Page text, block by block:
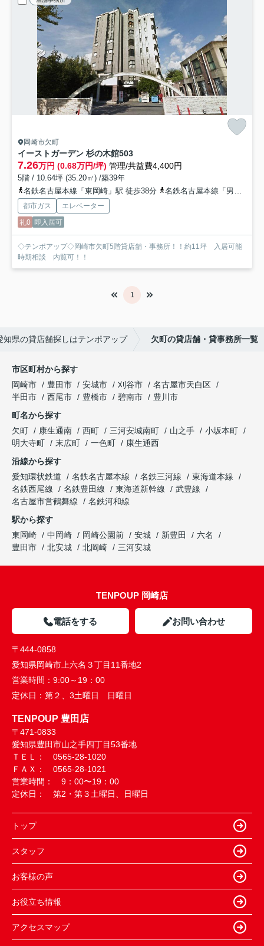
岡崎市欠町
イーストガーデン 杉の木館503
7.26万円 (0.68万円/坪) 管理/共益費4,400円
5階 / 10.64坪 (35.20㎡) /築39年
名鉄名古屋本線「東岡崎」駅 徒歩38分
名鉄名古屋本線「男川」駅 徒歩35分
都市ガス
エレベーター
礼0 即入居可
◇テンポアップ◇岡崎市欠町5階貸店舗・事務所！！約11坪 入居可能
時期相談 内覧可！！
1
県の貸店舗探しはテンポアップ 欠町の貸店舗・貸事務所一覧
市区町村から探す
岡崎市
豊田市 安城市 刈谷市
名古屋市天白区
半田市
西尾市 豊橋市 碧南市
豊川市
町名から探す
欠町
康生通南 西町 三河安城南町 山之手
小坂本町
明大寺町
末広町 一色町
康生通西
沿線から探す
愛知環状鉄道
名鉄名古屋本線 名鉄三河線
東海道本線
名鉄西尾線
名鉄豊田線 東海道新幹線
武豊線
名古屋市営鶴舞線
名鉄河和線
駅から探す
東岡崎
中岡崎 岡崎公園前 安城 新豊田
六名
豊田市
北安城 北岡崎 三河安城
TENPOUP 岡崎店
電話をする お問い合わせ
〒444-0858
愛知県岡崎市上六名３丁目11番地2
営業時間： 9:00～19：00
定休日： 第２、3土曜日 日曜日
TENPOUP 豊田店
〒471-0833
愛知県豊田市山之手四丁目53番地
ＴＥＬ： 0565-28-1020
ＦＡＸ： 0565-28-1021
営業時間： 9：00〜19：00
定休日： 第2・第３土曜日、日曜日
トップ
スタッフ
お客様の声
お役立ち情報
アクセスマップ